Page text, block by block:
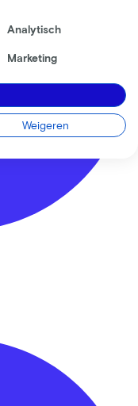
Analytisch
Marketing
Weigeren